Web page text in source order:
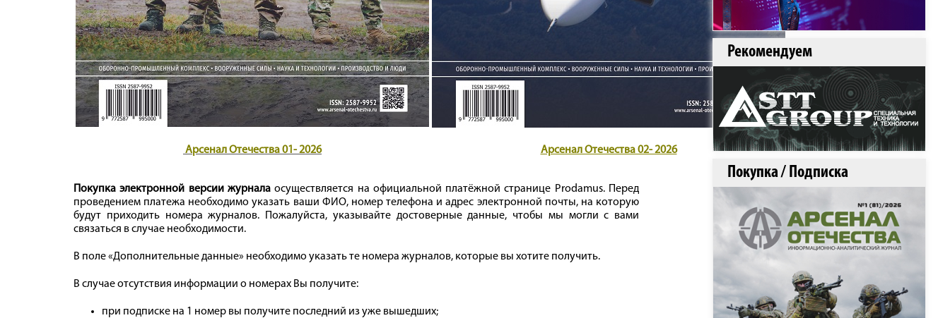
Арсенал Отечества 01- 2026 Арсенал Отечества 02- 2026
Покупка электронной версии журналаосуществляется на официальной платёжной странице Prodamus. Перед
проведением платежа необходимо указать ваши ФИО, номер телефона и адрес электронной почты, на которую
будут приходить номера журналов. Пожалуйста, указывайте достоверные данные, чтобы мы могли с вами
связаться в случае необходимости.
В поле «Дополнительные данные» необходимо указать те номера журналов, которые вы хотите получить.
В случае отсутствия информации о номерах Вы получите:
при подписке на 1 номер вы получите последний из уже вышедших;
Рекомендуем
Покупка / Подписка